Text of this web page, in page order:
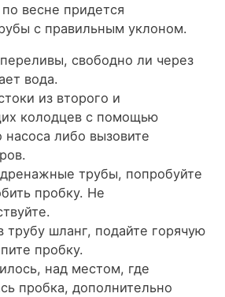
весне придется
с правильным уклоном.
свободно ли через
вода.
из второго и
колодцев с помощью
насоса либо вызовите
трубы, попробуйте
пробку. Не
трубу шланг, подайте горячую
пробку.
над местом, где
пробка, дополнительно